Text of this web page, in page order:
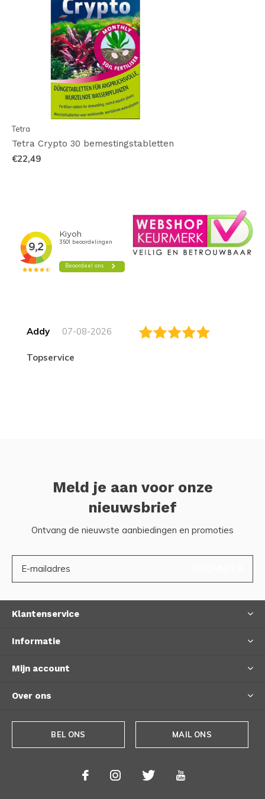
Tetra
Tetra Crypto 30 bemestingstabletten
€22,49
Addy 07-08-2026
topservice
Meld je aan voor onze
nieuwsbrief
Ontvang de nieuwste aanbiedingen en promoties
Klantenservice
Informatie
Mijn account
Over ons
BEL ONS MAIL ONS